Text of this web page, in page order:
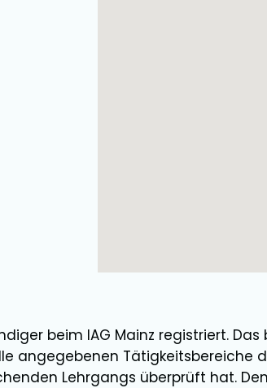
beim IAG Mainz registriert.
angegebenen Tätigkeitsbereiche
Lehrgangs überprüft hat.